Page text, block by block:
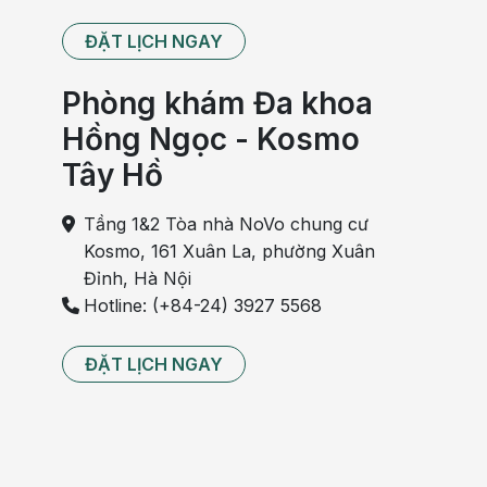
ĐẶT LỊCH NGAY
Phòng khám Đa khoa
Hồng Ngọc - Kosmo
Tây Hồ
Tầng 1&2 Tòa nhà NoVo chung cư
Kosmo, 161 Xuân La, phường Xuân
Đỉnh, Hà Nội
Hotline: (+84-24) 3927 5568
ĐẶT LỊCH NGAY